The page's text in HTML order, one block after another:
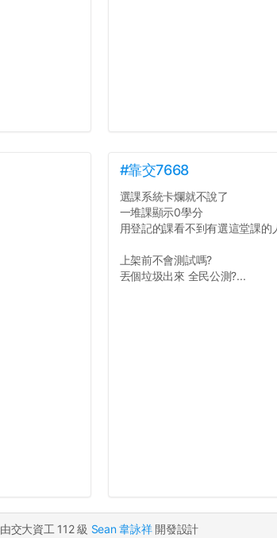
#靠交7668
選課系統卡爛就不說了
一堆課顯示0學分
用登記的課看不到有選這堂課的
上架前不會測試嗎?
丟個垃圾出來 全民公測?...
由交大資工 112 級 Sean 韋詠祥開發設計